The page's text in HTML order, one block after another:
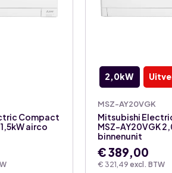
Compact
airco
2,0kW
MSZ-AY20VGK
€ 321,49 excl. BTW
Mitsubishi
MSZ-AY20VGK
binnenunit
€389,00